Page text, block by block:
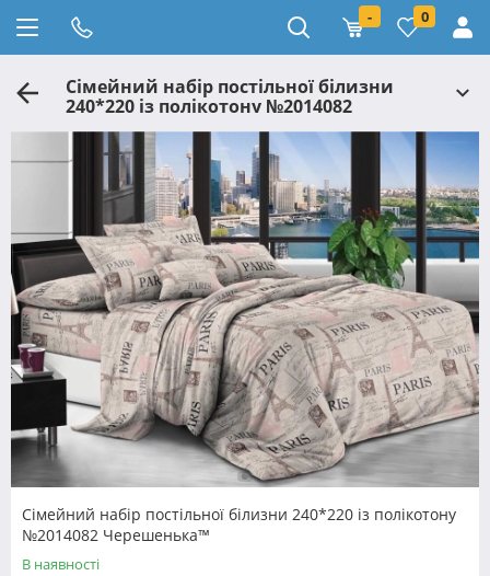
- 0
Сімейний набір постільної білизни
240*220 із полікотону №2014082
Черешенька™
Сімейний набір постільної білизни 240*220 із полікотону
№2014082 Черешенька™
В наявності